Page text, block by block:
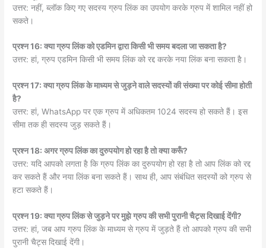
उत्तर: नहीं, ब्लॉक किए गए सदस्य ग्रुप लिंक का उपयोग करके ग्रुप में शामिल नहीं हो
सकते।
प्रश्न 16: क्या ग्रुप लिंक को एडमिन द्वारा किसी भी समय बदला जा सकता है?
उत्तर: हां, ग्रुप एडमिन किसी भी समय लिंक को रद्द करके नया लिंक बना सकता है।
प्रश्न 17: क्या ग्रुप लिंक के माध्यम से जुड़ने वाले सदस्यों की संख्या पर कोई सीमा होती
है?
उत्तर: हां, WhatsApp पर एक ग्रुप में अधिकतम 1024 सदस्य हो सकते हैं। इस
सीमा तक ही सदस्य जुड़ सकते हैं।
प्रश्न 18: अगर ग्रुप लिंक का दुरुपयोग हो रहा है तो क्या करूँ?
उत्तर: यदि आपको लगता है कि ग्रुप लिंक का दुरुपयोग हो रहा है तो आप लिंक को रद्द
कर सकते हैं और नया लिंक बना सकते हैं। साथ ही, आप संबंधित सदस्यों को ग्रुप से
हटा सकते हैं।
प्रश्न 19: क्या ग्रुप लिंक से जुड़ने पर मुझे ग्रुप की सभी पुरानी चैट्स दिखाई देंगी?
उत्तर: हां, जब आप ग्रुप लिंक के माध्यम से ग्रुप में जुड़ते हैं तो आपको ग्रुप की सभी
पुरानी चैट्स दिखाई देंगी।